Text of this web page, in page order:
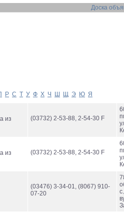
Доска
Р С Т У Ф Х Ч Ш Щ Э Ю Я
из
(03732) 2-53-88, 2-54-30 F
из
(03732) 2-53-88, 2-54-30 F
(03476) 3-34-01, (8067) 910-
07-20